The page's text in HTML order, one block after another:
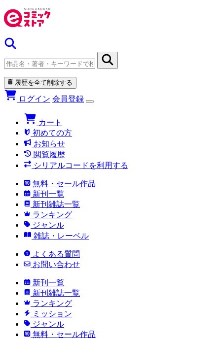
履歴を全て削除する
ログイン 会員登録
カート
初めての方
お知らせ
閲覧履歴
シリアルコードを利用する
無料・セール作品
新刊一覧
新刊雑誌一覧
ランキング
ジャンル
雑誌・レーベル
よくある質問
お問い合わせ
新刊一覧
新刊雑誌一覧
ランキング
ミッション
ジャンル
無料・セール作品